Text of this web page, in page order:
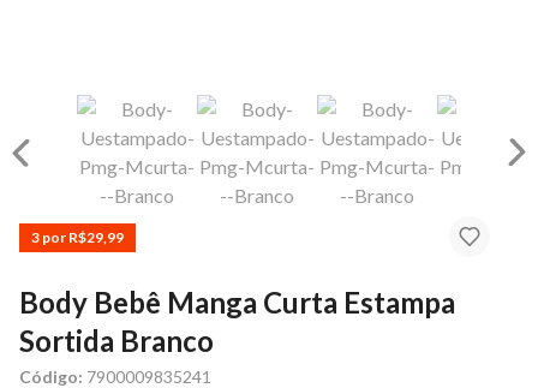
3 por R$29,99
Body Bebê Manga Curta Estampa
Sortida Branco
Código: 7900009835241